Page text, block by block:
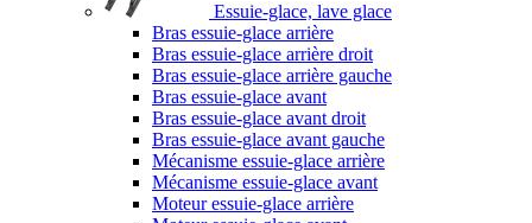
Essuie-glace, lave glace
Bras essuie-glace arrière
Bras essuie-glace arrière droit
Bras essuie-glace arrière gauche
Bras essuie-glace avant
Bras essuie-glace avant droit
Bras essuie-glace avant gauche
Mécanisme essuie-glace arrière
Mécanisme essuie-glace avant
Moteur essuie-glace arrière